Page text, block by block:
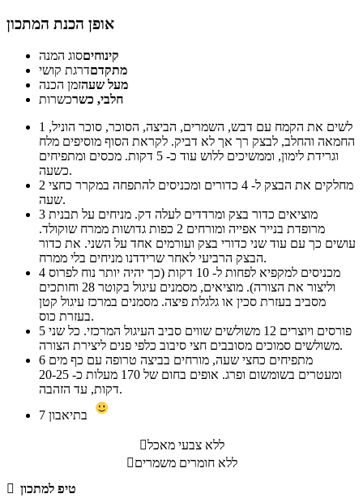
אופן הכנת המתכון
קינוחיםסוג המנה
מתקדםדרגת קושי
מעל שעהזמן הכנה
חלבי, כשרכשרות
1
החמאה והחלב, לבצק רך אך לא דביק. לקראת הסוף מוסיפים מלח
וגרידת לימון, וממשיכים ללוש עוד כ- 5 דקות. מכסים ומתפיחים
כשעה.
2
שעה.
3
מרופדת בנייר אפייה ומורחים 2 כפות גדושות ממרח שוקולד.
עושים כך עם עוד שני כדורי בצק ועורמים אחד על השני. את כדור
הבצק הרביעי לאחר שרידדנו מניחים בלי ממרח.
4
וליצור את הצורה). מוציאים, מסמנים עיגול בקוטר 28 וחותכים
מסביב בעזרת סכין או גלגלת פיצה. מסמנים במרכז עיגול קטן
בעזרת כוס.
5
משולשים סמוכים מסובבים חצי סיבוב כלפי פנים ליצירת הצורה.
6
ומעטרים בשומשום ופרג. אופים בחום של 170 מעלות כ- 20-25
דקות, עד הזהבה.
7
ללא צבעי מאכל
ללא חומרים משמרים
 טיפ למתכון